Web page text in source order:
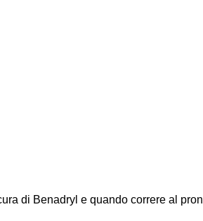
di Benadryl e quando correre al